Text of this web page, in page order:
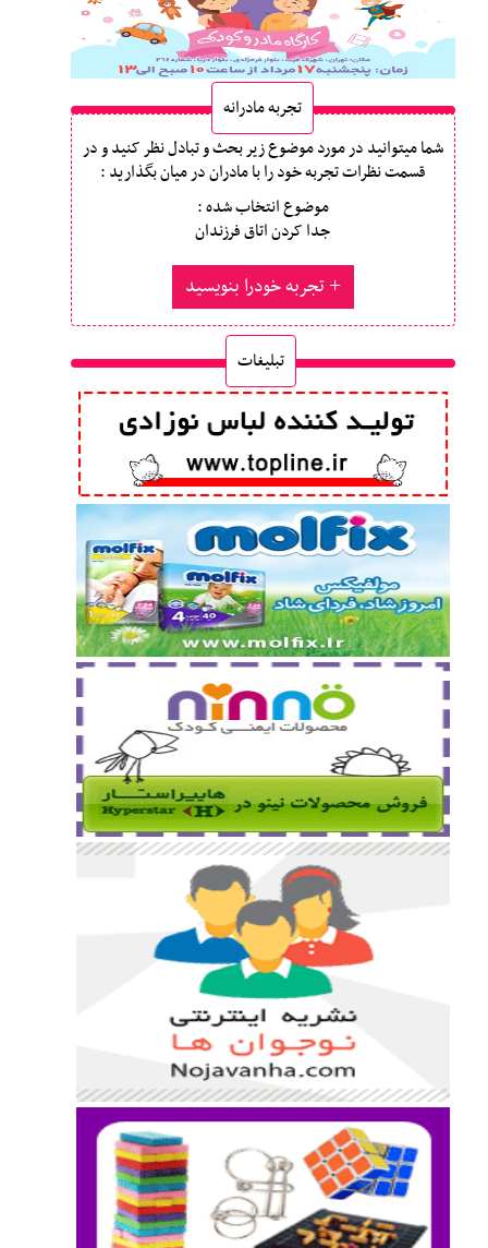
تجربه مادرانه
شما میتوانید در مورد موضوع زیر بحث و تبادل نظر کنید و در
قسمت نظرات تجربه خود را با مادران در میان بگذارید :
موضوع انتخاب شده :
جدا کردن اتاق فرزندان
تجربه خودرا بنویسید
تبلیغات